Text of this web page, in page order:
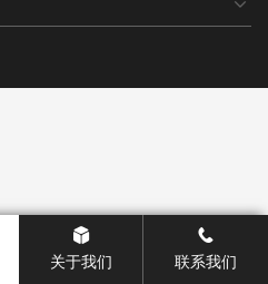
关于我们 联系我们